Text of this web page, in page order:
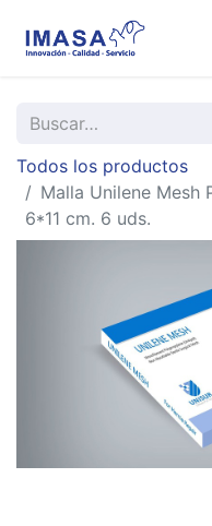
Todos los productos
Malla Unilene Mesh
6*11 cm. 6 uds.